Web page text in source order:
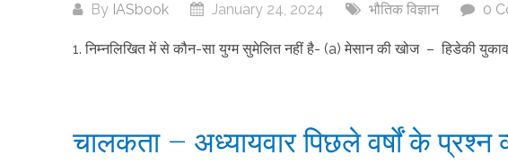
By IASbook January 24, 2024 भौतिक विज्ञान 0
1. निम्नलिखित में से कौन-सा युग्म सुमेलित नहीं है- (a) मेसान की खोज – हिडेकी
चालकता – अध्यायवार पिछले वर्षों के प्रश्न